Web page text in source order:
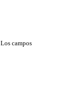
Los campos